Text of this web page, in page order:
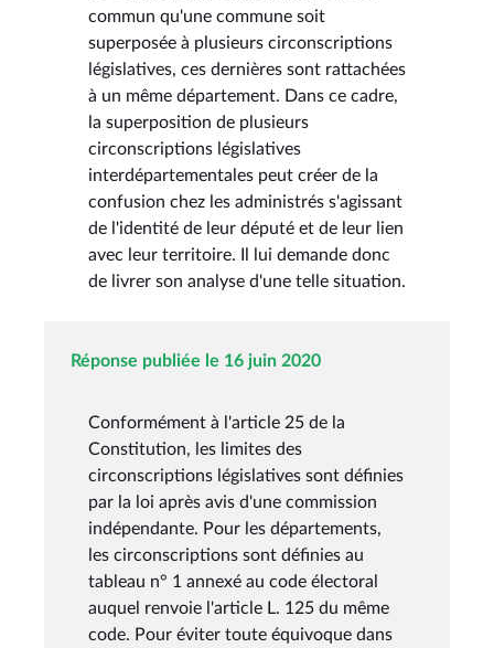
commun qu'une commune soit
superposée à plusieurs circonscriptions
législatives, ces dernières sont rattachées
à un même département. Dans ce cadre,
la superposition de plusieurs
circonscriptions législatives
interdépartementales peut créer de la
confusion chez les administrés s'agissant
de l'identité de leur député et de leur lien
avec leur territoire. Il lui demande donc
de livrer son analyse d'une telle situation.
Réponse publiée le 16 juin 2020
Conformément à l'article 25 de la
Constitution, les limites des
circonscriptions législatives sont définies
par la loi après avis d'une commission
indépendante. Pour les départements,
les circonscriptions sont définies au
tableau n° 1 annexé au code électoral
auquel renvoie l'article L. 125 du même
code. Pour éviter toute équivoque dans